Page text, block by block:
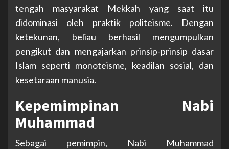
tengah masyarakat Mekkah yang saat itu
didominasi oleh praktik politeisme. Dengan
ketekunan, beliau berhasil mengumpulkan
pengikut dan mengajarkan prinsip-prinsip dasar
Islam seperti monoteisme, keadilan sosial, dan
kesetaraan manusia.
Kepemimpinan Nabi
Muhammad
Sebagai pemimpin, Nabi Muhammad